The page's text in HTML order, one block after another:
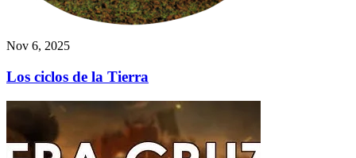
Nov 6, 2025
Los ciclos de la Tierra